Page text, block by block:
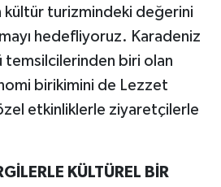
kültür turizmindeki değerini
hedefliyoruz. Karadeniz
temsilcilerinden biri olan
birikimini de Lezzet
etkinliklerle ziyaretçilerle
KÜLTÜREL BİR